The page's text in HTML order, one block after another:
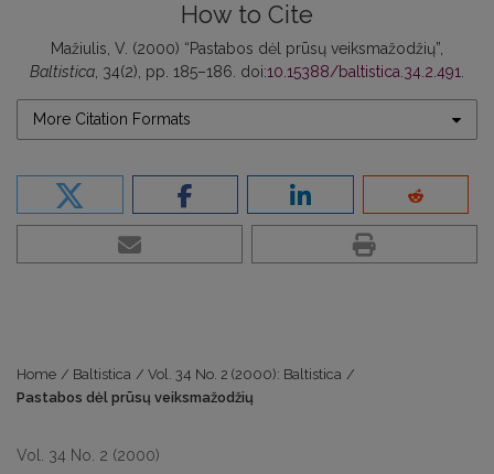
How to Cite
Mažiulis, V. (2000) “Pastabos dėl prūsų veiksmažodžių”,
Baltistica, 34(2), pp. 185–186. doi:10.15388/baltistica.34.2.491.
More Citation Formats
Home / Baltistica / Vol. 34 No. 2 (2000): Baltistica /
Pastabos dėl prūsų veiksmažodžių
Vol. 34 No. 2 (2000)